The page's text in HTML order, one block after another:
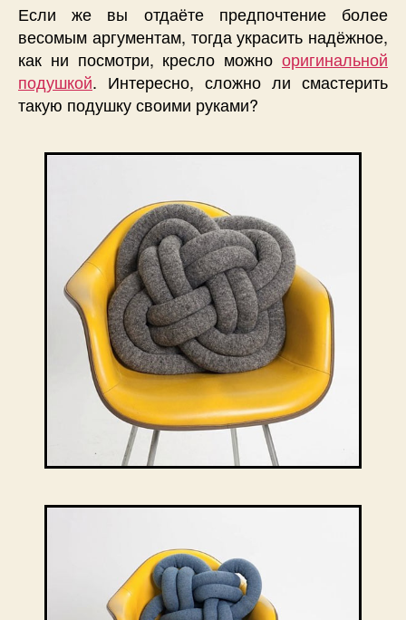
Если же вы отдаёте предпочтение более
весомым аргументам, тогда украсить надёжное,
как ни посмотри, кресло можно оригинальной
подушкой. Интересно, сложно ли смастерить
такую подушку своими руками?